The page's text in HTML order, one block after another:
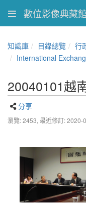
數位影像典藏館
知識庫 目錄總覽 行
International
20040101越
分享
瀏覽: 2453, 最近修訂: 2020-